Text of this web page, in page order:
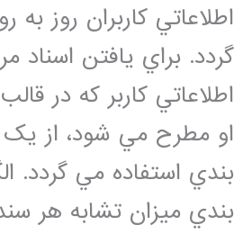
اطلاعاتي کاربران روز به
گردد. براي يافتن اسناد
اطلاعاتي کاربر که در
او مطرح مي شود، از يک
بندي استفاده مي گردد.
بندي ميزان تشابه هر